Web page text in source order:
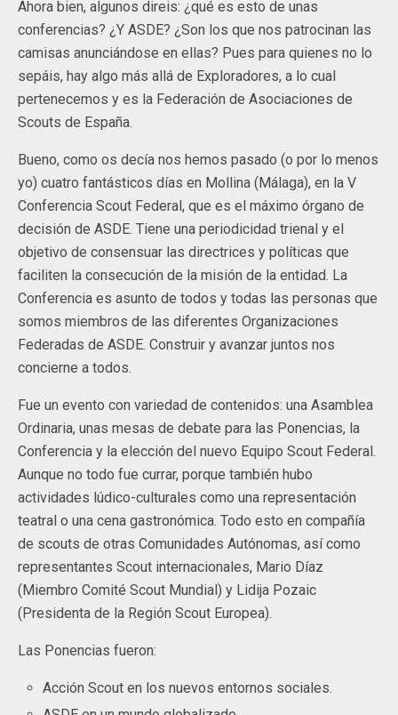
Ahora bien, algunos direis: ¿qué es esto de unas
conferencias? ¿Y ASDE? ¿Son los que nos patrocinan las
camisas anunciándose en ellas? Pues para quienes no lo
sepáis, hay algo más allá de Exploradores, a lo cual
pertenecemos y es la Federación de Asociaciones de
Scouts de España.
Bueno, como os decía nos hemos pasado (o por lo menos
yo) cuatro fantásticos días en Mollina (Málaga), en la V
Conferencia Scout Federal, que es el máximo órgano de
decisión de ASDE. Tiene una periodicidad trienal y el
objetivo de consensuar las directrices y políticas que
faciliten la consecución de la misión de la entidad. La
Conferencia es asunto de todos y todas las personas que
somos miembros de las diferentes Organizaciones
Federadas de ASDE. Construir y avanzar juntos nos
concierne a todos.
Fue un evento con variedad de contenidos: una Asamblea
Ordinaria, unas mesas de debate para las Ponencias, la
Conferencia y la elección del nuevo Equipo Scout Federal.
Aunque no todo fue currar, porque también hubo
actividades lúdico-culturales como una representación
teatral o una cena gastronómica. Todo esto en compañía
de scouts de otras Comunidades Autónomas, así como
representantes Scout internacionales, Mario Díaz
(Miembro Comité Scout Mundial) y Lidija Pozaic
(Presidenta de la Región Scout Europea).
Las Ponencias fueron:
Acción Scout en los nuevos entornos sociales.